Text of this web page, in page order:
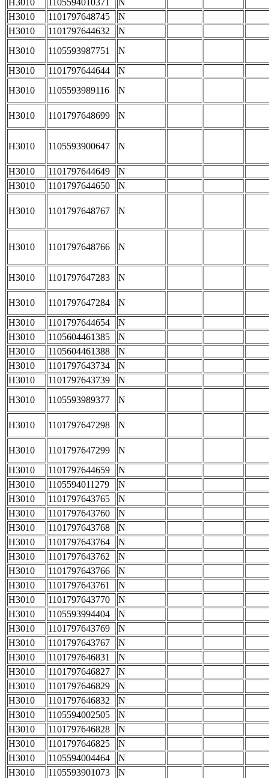
H3010 1105594010371
N
H3010
1101797648745
N
H3010
1101797644632
N
H3010
1105593987751
N
H3010
1101797644644
N
H3010
1105593989116 N
H3010 1101797648699 N
H3010 1105593900647 N
H3010 1101797644649
N
H3010
1101797644650 N
H3010 1101797648767 N
H3010 1101797648766 N
H3010 1101797647283 N
H3010 1101797647284
N
H3010
1101797644654
N
H3010
1105604461385
N
H3010
1105604461388
N
H3010
1101797643734
N
H3010
1101797643739
N
H3010
1105593989377 N
H3010 1101797647298 N
H3010 1101797647299
N
H3010
1101797644659
N
H3010
1105594011279
N
H3010
1101797643765
N
H3010
1101797643760
N
H3010
1101797643768
N
H3010
1101797643764
N
H3010
1101797643762
N
H3010
1101797643766
N
H3010
1101797643761
N
H3010
1101797643770
N
H3010
1105593994404
N
H3010
1101797643769
N
H3010
1101797643767
N
H3010
1101797646831
N
H3010
1101797646827
N
H3010
1101797646829
N
H3010
1101797646832
N
H3010
1105594002505
N
H3010
1101797646828
N
H3010
1101797646825
N
H3010
1105594004464
N
H3010
1105593901073
N